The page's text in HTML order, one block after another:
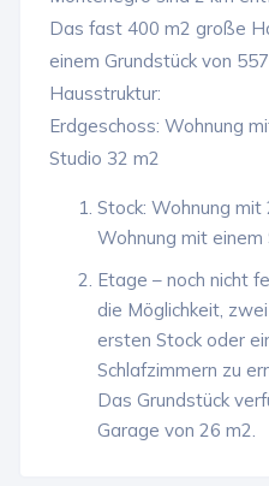
Das fast 400 m2 große
einem Grundstück von
Hausstruktur:
Erdgeschoss: Wohnung
Studio 32 m2
Stock: Wohnung
Wohnung mit einem
Etage – noch nicht
die Möglichkeit,
ersten Stock oder
Schlafzimmern zu
Das Grundstück
Garage von 26 m2.